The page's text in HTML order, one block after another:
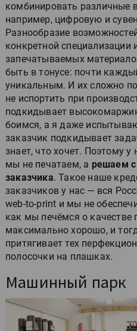
комбинировать различные
например, цифровую и
Разнообразие
конкретной специализации
запечатываемых
быть в тонусе: почти
уникальным. И их сложно
не испортить при
подкидывает
боимся, а я даже
заказчик подкидывает
знает, что хочет. Поэтому у
мы не печатаем, а решаем
заказчика. Такое наше
заказчиков у нас — вся
web-to-print и мы не
как мы печёмся о качестве
максимально хорошо, и
притягивает тех
полосочки на плашках.
Машинный парк